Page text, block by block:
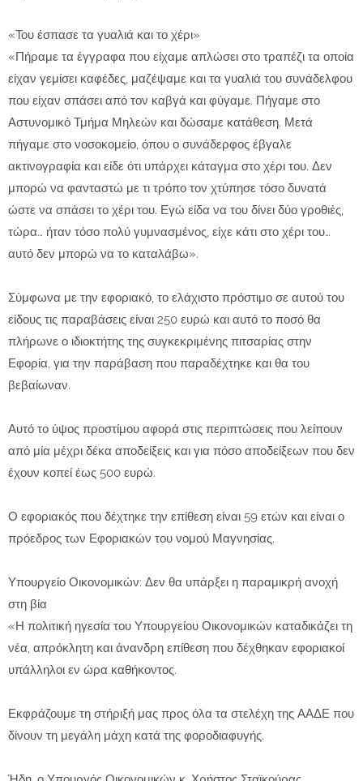
«Του έσπασε τα γυαλιά και το χέρι»
«Πήραμε τα έγγραφα που είχαμε απλώσει στο τραπέζι τα οποία
είχαν γεμίσει καφέδες, μαζέψαμε και τα γυαλιά του συνάδελφου
που είχαν σπάσει από τον καβγά και φύγαμε. Πήγαμε στο
Αστυνομικό Τμήμα Μηλεών και δώσαμε κατάθεση. Μετά
πήγαμε στο νοσοκομείο, όπου ο συνάδερφος έβγαλε
ακτινογραφία και είδε ότι υπάρχει κάταγμα στο χέρι του. Δεν
μπορώ να φανταστώ με τι τρόπο τον χτύπησε τόσο δυνατά
ώστε να σπάσει το χέρι του. Εγώ είδα να του δίνει δύο γροθιές,
τώρα… ήταν τόσο πολύ γυμνασμένος, είχε κάτι στο χέρι του…
αυτό δεν μπορώ να το καταλάβω».
Σύμφωνα με την εφοριακό, το ελάχιστο πρόστιμο σε αυτού του
είδους τις παραβάσεις είναι 250 ευρώ και αυτό το ποσό θα
πλήρωνε ο ιδιοκτήτης της συγκεκριμένης πιτσαρίας στην
Εφορία, για την παράβαση που παραδέχτηκε και θα του
βεβαίωναν.
Αυτό το ύψος προστίμου αφορά στις περιπτώσεις που λείπουν
από μία μέχρι δέκα αποδείξεις και για πόσο αποδείξεων που δεν
έχουν κοπεί έως 500 ευρώ.
Ο εφοριακός που δέχτηκε την επίθεση είναι 59 ετών και είναι ο
πρόεδρος των Εφοριακών του νομού Μαγνησίας.
Υπουργείο Οικονομικών: Δεν θα υπάρξει η παραμικρή ανοχή
στη βία
«Η πολιτική ηγεσία του Υπουργείου Οικονομικών καταδικάζει τη
νέα, απρόκλητη και άνανδρη επίθεση που δέχθηκαν εφοριακοί
υπάλληλοι εν ώρα καθήκοντος.
Εκφράζουμε τη στήριξή μας προς όλα τα στελέχη της ΑΑΔΕ που
δίνουν τη μεγάλη μάχη κατά της φοροδιαφυγής.